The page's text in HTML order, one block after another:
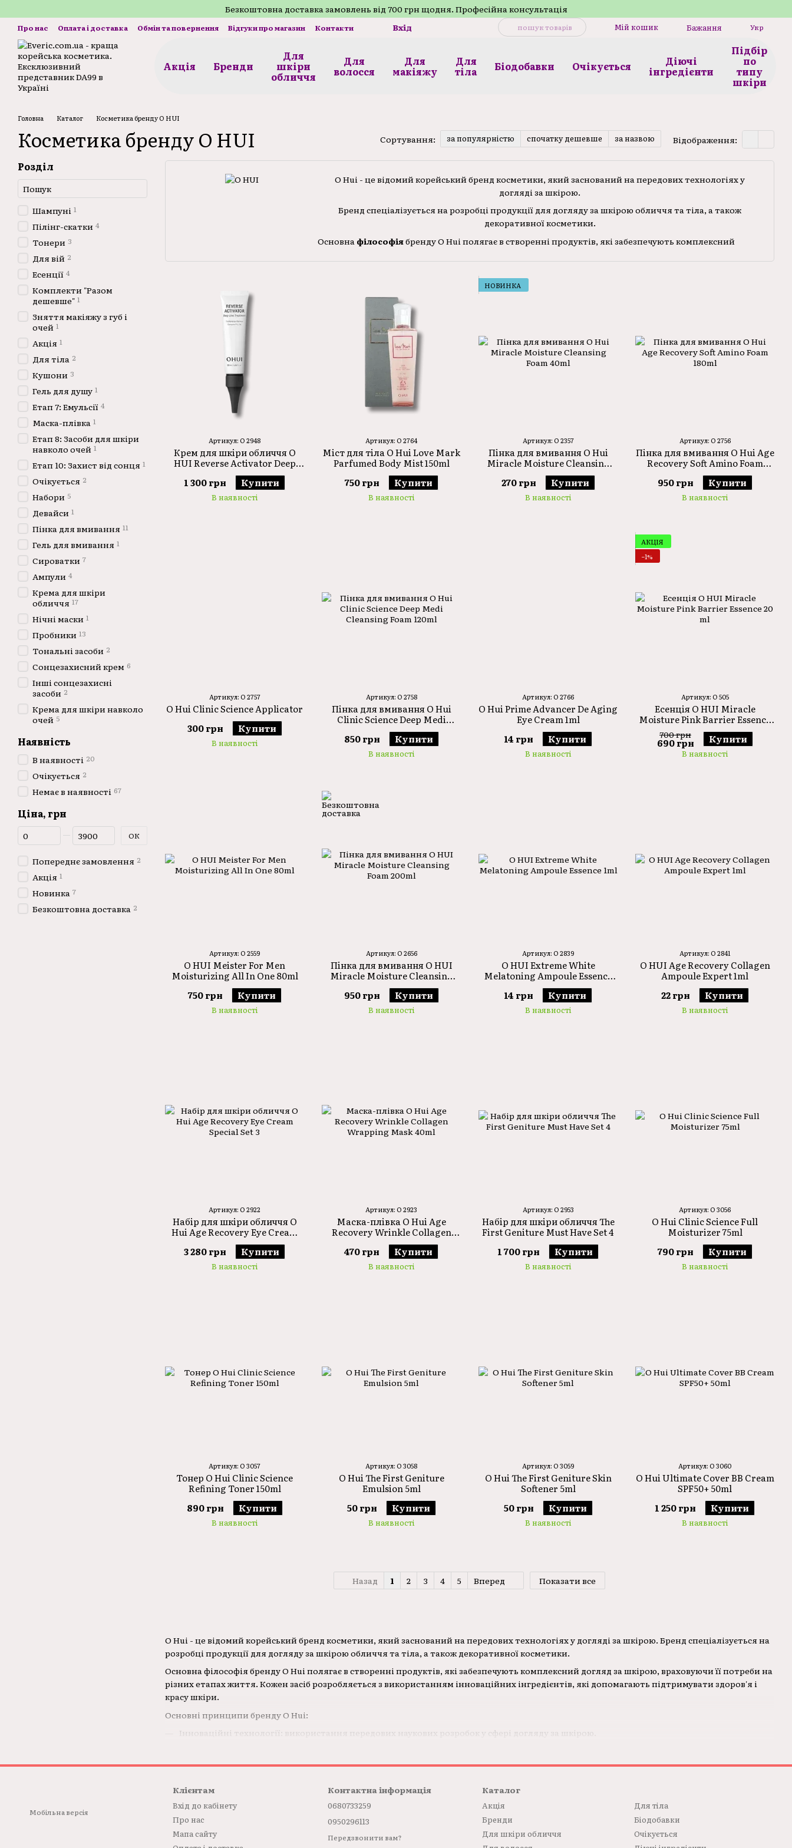
Безкоштовнa доставка замовлень від 700 грн щодня. Професійна консультація
Про нас Оплата і доставка Обмін та повернення Відгуки про магазин Контакти Вхід Мій кошик Бажання Укр
Акція Бренди
Для
шкіри
обличчя
Для
волосся
Для
макіяжу
Для
тілa Біодобавки Очікується Діючі
інгредієнти
Підбір
по
типу
шкіри
Головна Каталог Косметика бренду O HUI
Косметика бренду O HUI Сортування: за популярністю спочатку дешевше за назвою Відображення:
O Hui - це відомий корейський бренд косметики, який заснований на передових технологіях у догляді за шкірою. Бренд спеціалізується на
розробці продукції для догляду за шкірою обличчя та тіла, а також декоративної косметики.
Основна філософія бренду O Hui полягає в створенні продуктів, які забезпечують комплексний догляд за шкірою, враховуючи її потреби на
різних етапах життя. Кожен засіб розробляється з використанням інноваційних інгредієнтів, які допомагають підтримувати здоров'я і
красу шкіри.
Основні принципи бренду O Hui:
Інноваційні технології: використання передових наукових розробок у сфері догляду за шкірою.
Якість і безпека: всі продукти проходять строгий контроль якості та безпеки, щоб забезпечити найвищий стандарт.
Бренд O Hui пропонує широкий асортимент засобів для догляду за шкірою, включаючи зволожувальні креми, сироватки, тоніки, маски та
O Hui - це відомий корейський бренд косметики, який заснований на передових технологіях у
догляді за шкірою.
Бренд спеціалізується на розробці продукції для догляду за шкірою обличчя та тіла, а також
декоративної косметики.
Основна філософіябренду O Hui полягає в створенні продуктів, які забезпечують комплексний
Інноваційні технології:
використання передових наукових розробок у сфері догляду за шкірою.
Комплексний підхід:
забезпечують її здоров'я та красу.
Якість і безпека:всі продукти проходять строгий контроль якості та безпеки, щоб забезпечити
найвищий стандарт.
- подарувати шкірі гармонію та заохотити кожну людину прийняти свою красу.
Проривні формули OHUI, засновані на невпинних дослідженнях, використовують передові
технології та ексклюзивно розроблені комплекси, щоб перетворити вашу шкіру - незалежно від
вашого віку та проблем.
Артикул: O 2948
Крем для шкіри обличчя O
HUI Reverse Activator Deep
Line Treatment 30ml
1 300 грн Купити
В наявності
Артикул: O 2764
Міст для тіла O Hui Love Mark
Parfumed Body Mist 150ml
750 грн
Купити
В наявності
НОВИНКА
Артикул: O 2357
Пінка для вмивання O Hui
Miracle Moisture Cleansing
Foam 40ml
270 грн Купити
В наявності
Артикул: O 2756
Пінка для вмивання O Hui Age
Recovery Soft Amino Foam
180ml
950 грн Купити
В наявності
Артикул: O 2757
O Hui Clinic Science Applicator
300 грн
Купити
В наявності
Артикул: O 2758
Пінка для вмивання O Hui
Clinic Science Deep Medi
Cleansing Foam 120ml
850 грн Купити
В наявності
Артикул: O 2766
O Hui Prime Advancer De Aging
Eye Cream 1ml
14 грн
Купити
В наявності
АКЦІЯ
−1%
Артикул: O 505
Есенція O HUI Miracle
Moisture Pink Barrier Essence
20 ml
700 грн
690 грн Купити
В наявності
Артикул: O 2559
O HUI Meister For Men
Moisturizing All In One 80ml
750 грн
Купити
В наявності
Артикул: O 2656
Пінка для вмивання O HUI
Miracle Moisture Cleansing
Foam 200ml
950 грн Купити
В наявності
Артикул: O 2839
O HUI Extreme White
Melatoning Ampoule Essence
1ml
14 грн Купити
В наявності
Артикул: O 2841
O HUI Age Recovery Collagen
Ampoule Expert 1ml
22 грн
Купити
В наявності
Артикул: O 2922
Набір для шкіри обличчя O
Hui Age Recovery Eye Cream
Special Set 3
3 280 грн Купити
В наявності
Артикул: O 2923
Маска-плівка O Hui Age
Recovery Wrinkle Collagen
Wrapping Mask 40ml
470 грн Купити
В наявності
Артикул: O 2953
Набір для шкіри обличчя The
First Geniture Must Have Set 4
1 700 грн
Купити
В наявності
Артикул: O 3056
O Hui Clinic Science Full
Moisturizer 75ml
790 грн
Купити
В наявності
Артикул: O 3057
Тонер O Hui Clinic Science
Refining Toner 150ml
890 грн
Купити
В наявності
Артикул: O 3058
O Hui The First Geniture
Emulsion 5ml
50 грн
Купити
В наявності
Артикул: O 3059
O Hui The First Geniture Skin
Softener 5ml
50 грн
Купити
В наявності
Артикул: O 3060
O Hui Ultimate Cover BB Cream
SPF50+ 50ml
1 250 грн
Купити
В наявності
Назад 1 2 3 4 5 Вперед Показати все
Розділ
Шампуні 1
Пілінг-скатки 4
Тонери 3
Для вій 2
Есенції 4
Комплекти "Разом
дешевше" 1
Зняття макіяжу з губ і
очей 1
Акція 1
Для тіла 2
Кушони 3
Гель для душу 1
Етап 7: Емульсії 4
Маска-плівка 1
Етап 8: Засоби для шкіри
навколо очей 1
Етап 10: Захист від сонця 1
Очікується 2
Набори 5
Девайси 1
Пінка для вмивання 11
Гель для вмивання 1
Сироватки 7
Ампули 4
Крема для шкіри
обличчя 17
Нічні маски 1
Пробники 13
Тональні засоби 2
Сонцезахисний крем 6
Інші сонцезахисні
засоби 2
Крема для шкіри навколо
очей 5
Наявність
В наявності 20
Очікується 2
Немає в наявності 67
Ціна, грн
Від Ціна, грн
До Ціна, грн ОК
Попереднє замовлення 2
Акція 1
Новинка 7
Безкоштовна доставка 2
Мобільна версія
Клієнтам
Вхід до кабінету
Про нас
Мапа сайту
Контактна інформація
0680733259
0950296113
Передзвонити вам?
Каталог
Акція
Бренди
Для шкіри обличчя
Для тілa
Біодобавки
Очікується